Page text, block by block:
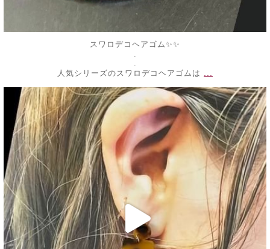
スワロデコヘアゴム✨✨
.
.
人気シリーズのスワロデコヘアゴムは ...
decojewelrymahalo
7月 6